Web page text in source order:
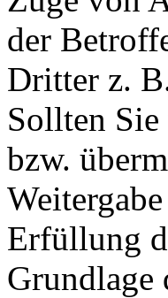
der
Dritter z.
Sollten Sie
bzw.
Erfüllung
Grundlage